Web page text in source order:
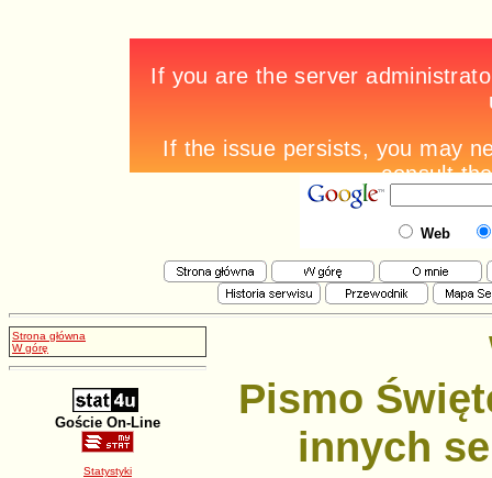
Web
Strona główna
W górę
Goście On-Line
Statystyki
Pismo
innych